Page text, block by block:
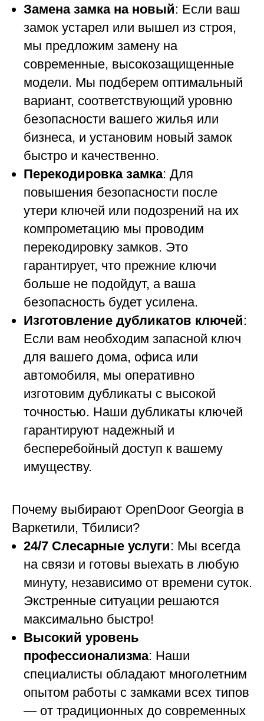
Замена замка на новый: Если ваш
замок устарел или вышел из строя,
мы предложим замену на
современные, высокозащищенные
модели. Мы подберем оптимальный
вариант, соответствующий уровню
безопасности вашего жилья или
бизнеса, и установим новый замок
быстро и качественно.
Перекодировка замка: Для
повышения безопасности после
утери ключей или подозрений на их
компрометацию мы проводим
перекодировку замков. Это
гарантирует, что прежние ключи
больше не подойдут, а ваша
безопасность будет усилена.
Изготовление дубликатов ключей:
Если вам необходим запасной ключ
для вашего дома, офиса или
автомобиля, мы оперативно
изготовим дубликаты с высокой
точностью. Наши дубликаты ключей
гарантируют надежный и
бесперебойный доступ к вашему
имуществу.
Почему выбирают OpenDoor Georgia в
Варкетили, Тбилиси?
24/7 Слесарные услуги: Мы всегда
на связи и готовы выехать в любую
минуту, независимо от времени суток.
Экстренные ситуации решаются
максимально быстро!
Высокий уровень
профессионализма: Наши
специалисты обладают многолетним
опытом работы с замками всех типов
— от традиционных до современных